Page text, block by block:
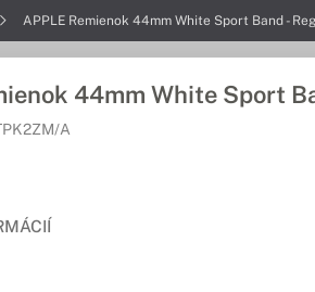
APPLE Remienok 44mm White Sport Band -
44mm White Sport
A